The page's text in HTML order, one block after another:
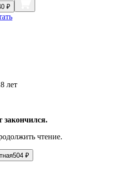
₽
лет
закончился.
чтение.
504 ₽